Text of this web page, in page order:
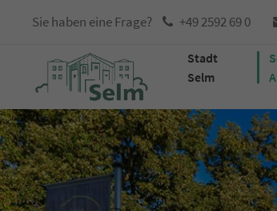
Sie haben eine Frage? +49 2592 69 0
Stadt
Selm